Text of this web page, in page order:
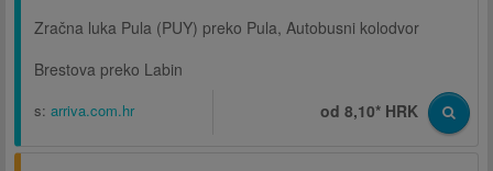
Zračna luka Pula (PUY) preko Pula, Autobusni kolodvor
Brestova preko Labin
s: arriva.com.hr od 8,10* HRK